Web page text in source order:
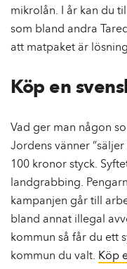
mikrolån. I år kan du
som bland andra
att matpaket är
Köp en
Vad ger man någon
Jordens vänner
100 kronor styck.
landgrabbing.
kampanjen går till
bland annat illegal
kommun så får du ett
kommun du valt. Köp